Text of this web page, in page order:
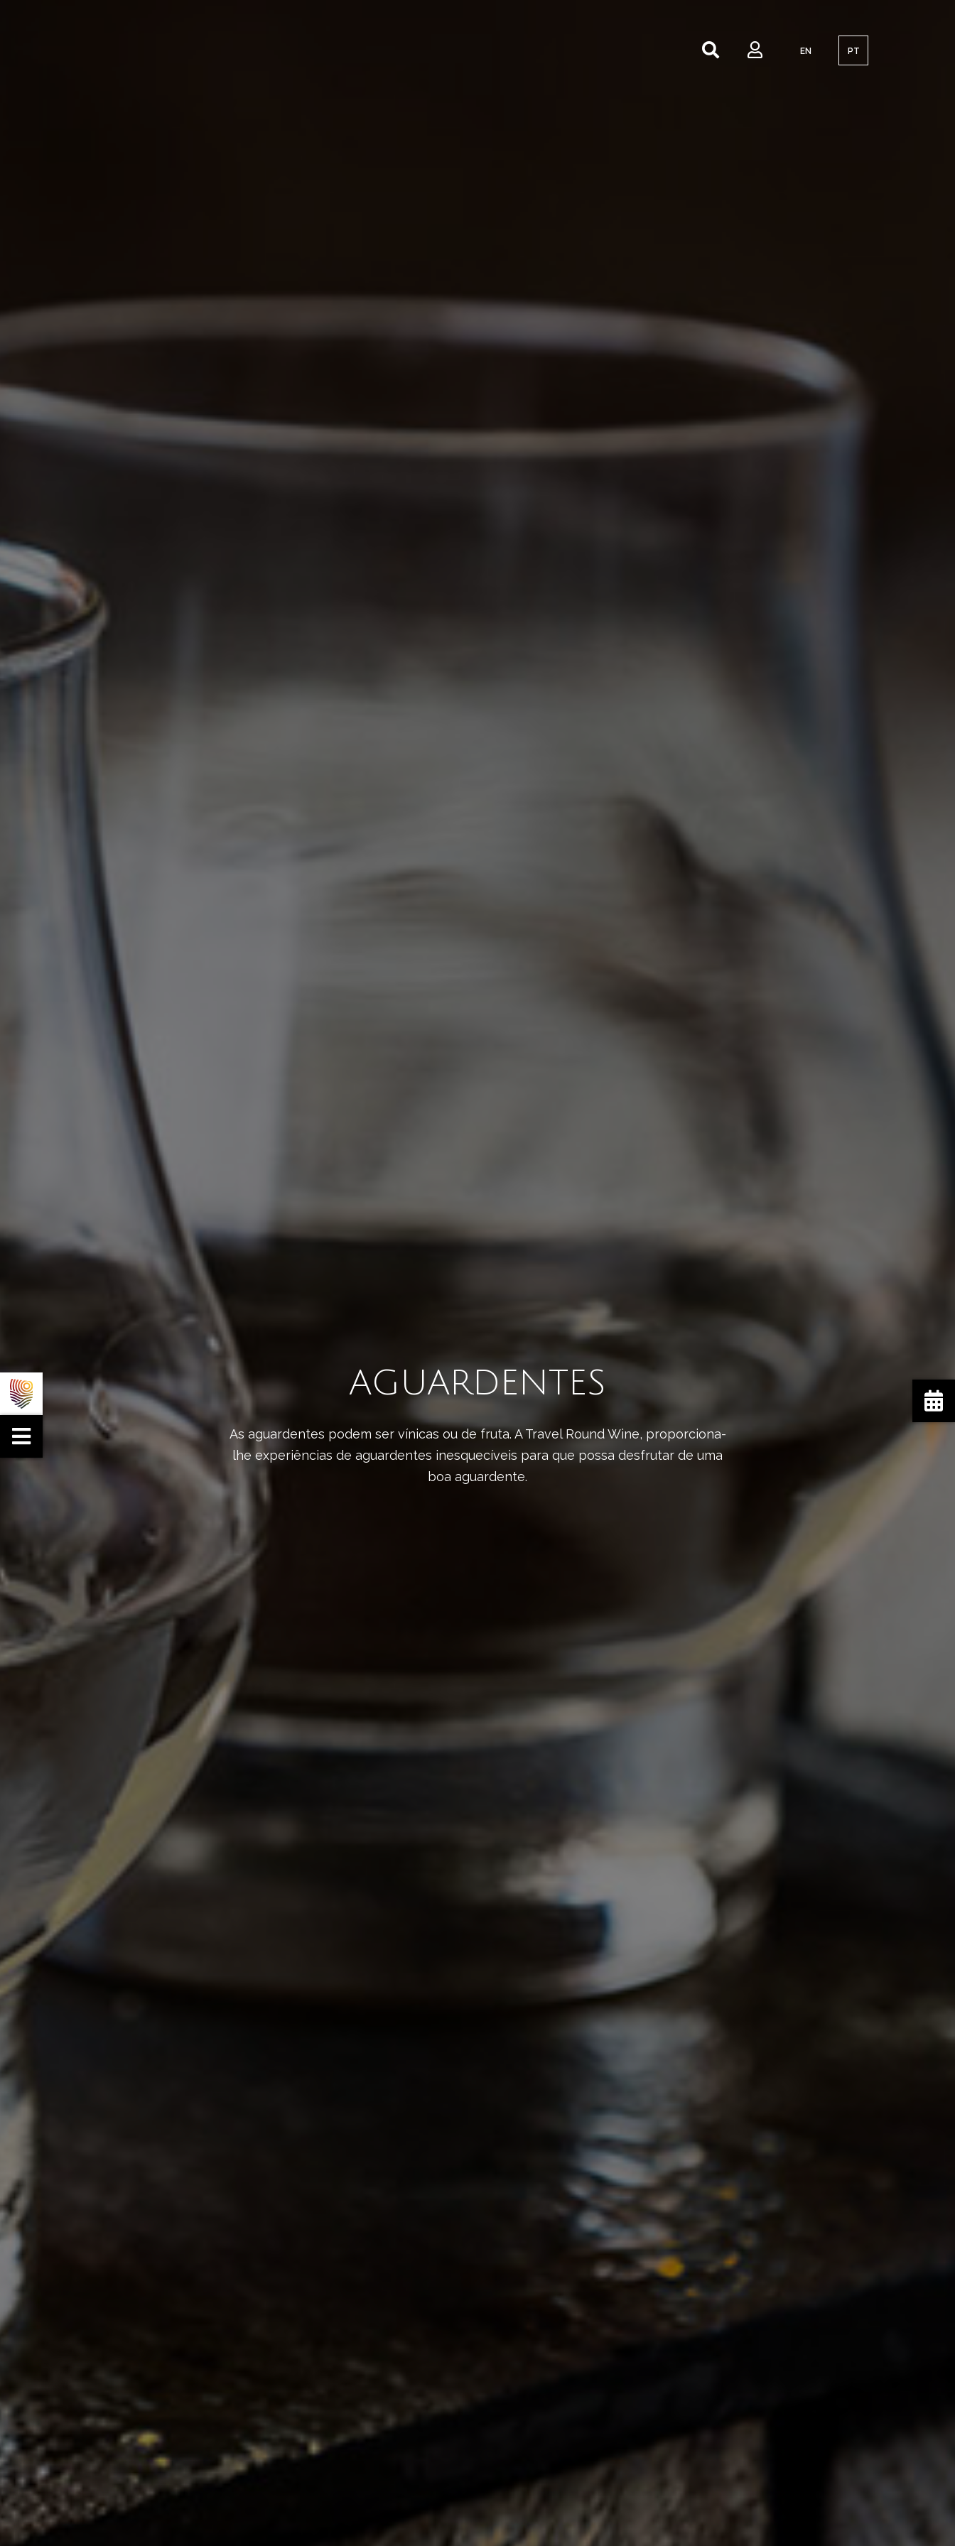
PT
EN
AGUARDENTES
As aguardentes podem ser vínicas ou de fruta. A Travel Round Wine, proporciona-
lhe experiências de aguardentes inesquecíveis para que possa desfrutar de uma
boa aguardente.